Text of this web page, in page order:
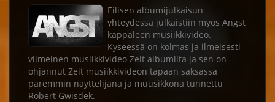
Eilisen albumijulkaisun
yhteydessä julkaistiin myös Angst
kappaleen musiikkivideo.
Kyseessä on kolmas ja ilmeisesti
viimeinen musiikkivideo Zeit albumilta ja sen on
ohjannut Zeit musiikkivideon tapaan saksassa
paremmin näyttelijänä ja muusikkona tunnettu
Robert Gwisdek.